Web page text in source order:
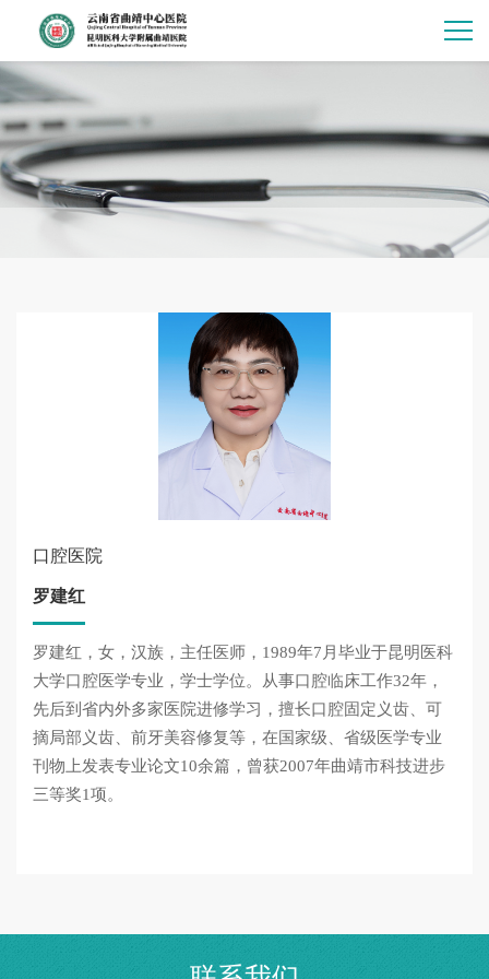
口腔医院
罗建红
罗建红，女，汉族，主任医师，1989年7月毕业于昆明医科
大学口腔医学专业，学士学位。从事口腔临床工作32年，
先后到省内外多家医院进修学习，擅长口腔固定义齿、可
摘局部义齿、前牙美容修复等，在国家级、省级医学专业
刊物上发表专业论文10余篇，曾获2007年曲靖市科技进步
三等奖1项。